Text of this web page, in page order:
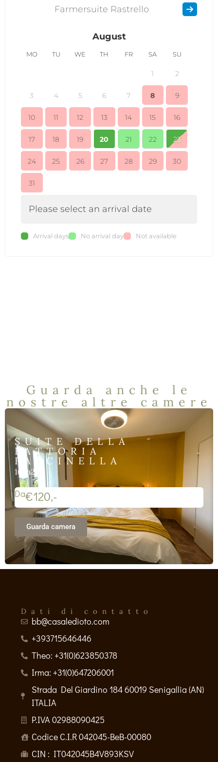
Farmersuite Rastrello
August
MO TU WE TH FR SA SU
1 2
3 4 5 6 7 8 9
10 11 12 13 14 15 16
17 18 19 20 21 22 23
24 25 26 27 28 29 30
31
Please select an arrival date
Arrival days No arrival day Not available
Guarda anche le
nostre altre camere
SUITE DELLA
FATTORIA
FALCINELLA
16 m2
Da€120,-
Guarda camera
Dati di contatto
bb@casaledioto.com
+393715646446
Theo: +31(0)623850378
Irma: +31(0)647206001
Strada Del Giardino 184 60019 Senigallia (AN)
ITALIA
P.IVA 02988090425
Codice C.I.R 042045-BeB-00080
CIN : IT042045B4V893KSV